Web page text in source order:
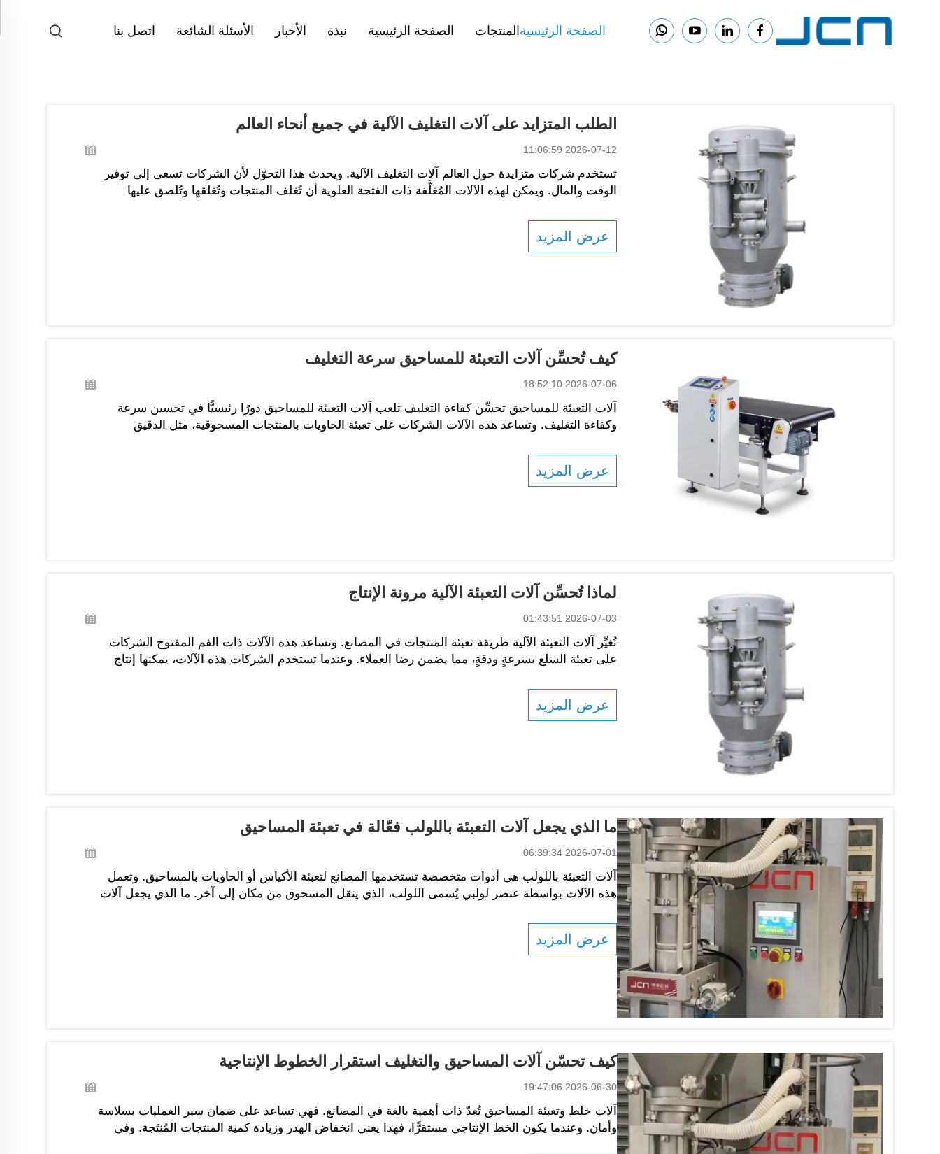
الصفحة الرئيسية المنتجات الصفحة الرئيسية نبذة الأخبار الأسئلة الشائعة اتصل بنا
الطلب المتزايد على آلات التغليف الآلية في جميع أنحاء العالم
2026-07-12 11:06:59
تستخدم شركات متزايدة حول العالم آلات التغليف الآلية. ويحدث هذا التحوّل لأن الشركات تسعى إلى توفير
الوقت والمال. ويمكن لهذه الآلات المُغلَّفة ذات الفتحة العلوية أن تُغلف المنتجات وتُغلقها وتُلصق عليها
عرض المزيد
كيف تُحسِّن آلات التعبئة للمساحيق سرعة التغليف
2026-07-06 18:52:10
آلات التعبئة للمساحيق تحسِّن كفاءة التغليف تلعب آلات التعبئة للمساحيق دورًا رئيسيًّا في تحسين سرعة
وكفاءة التغليف. وتساعد هذه الآلات الشركات على تعبئة الحاويات بالمنتجات المسحوقية، مثل الدقيق
عرض المزيد
لماذا تُحسِّن آلات التعبئة الآلية مرونة الإنتاج
2026-07-03 01:43:51
تُغيِّر آلات التعبئة الآلية طريقة تعبئة المنتجات في المصانع. وتساعد هذه الآلات ذات الفم المفتوح الشركات
على تعبئة السلع بسرعةٍ ودقةٍ، مما يضمن رضا العملاء. وعندما تستخدم الشركات هذه الآلات، يمكنها إنتاج
عرض المزيد
ما الذي يجعل آلات التعبئة باللولب فعّالة في تعبئة المساحيق
2026-07-01 06:39:34
آلات التعبئة باللولب هي أدوات متخصصة تستخدمها المصانع لتعبئة الأكياس أو الحاويات بالمساحيق. وتعمل
هذه الآلات بواسطة عنصر لولبي يُسمى اللولب، الذي ينقل المسحوق من مكان إلى آخر. ما الذي يجعل آلات
عرض المزيد
كيف تحسّن آلات المساحيق والتغليف استقرار الخطوط الإنتاجية
2026-06-30 19:47:06
آلات خلط وتعبئة المساحيق تُعدّ ذات أهمية بالغة في المصانع. فهي تساعد على ضمان سير العمليات بسلاسة
وأمان. وعندما يكون الخط الإنتاجي مستقرًّا، فهذا يعني انخفاض الهدر وزيادة كمية المنتجات المُنتَجة. وفي